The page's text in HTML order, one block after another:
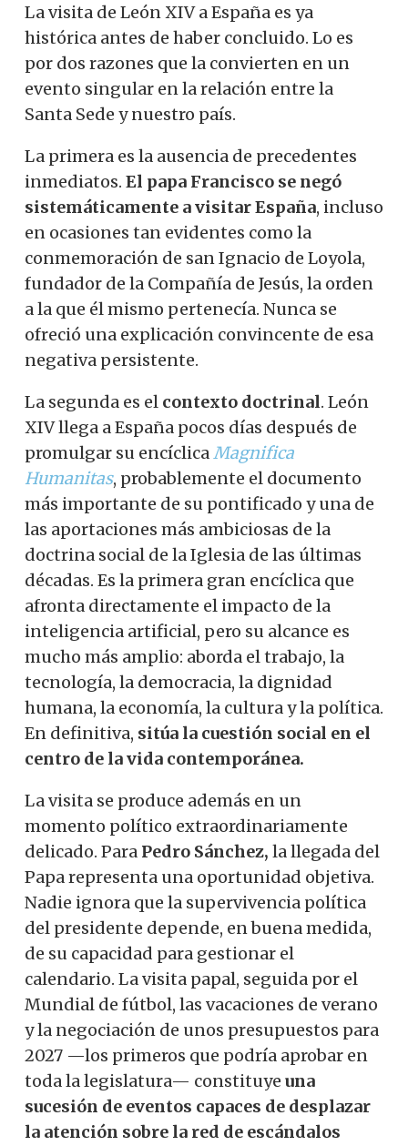
La visita de León XIV a España es ya
histórica antes de haber concluido. Lo es
por dos razones que la convierten en un
evento singular en la relación entre la
Santa Sede y nuestro país.
La primera es la ausencia de precedentes
inmediatos. El papa Francisco se negó
sistemáticamente a visitar España, incluso
en ocasiones tan evidentes como la
conmemoración de san Ignacio de Loyola,
fundador de la Compañía de Jesús, la orden
a la que él mismo pertenecía. Nunca se
ofreció una explicación convincente de esa
negativa persistente.
La segunda es el contexto doctrinal. León
XIV llega a España pocos días después de
promulgar su encíclicaMagnifica
Humanitas, probablemente el documento
más importante de su pontificado y una de
las aportaciones más ambiciosas de la
doctrina social de la Iglesia de las últimas
décadas. Es la primera gran encíclica que
afronta directamente el impacto de la
inteligencia artificial, pero su alcance es
mucho más amplio: aborda el trabajo, la
tecnología, la democracia, la dignidad
humana, la economía, la cultura y la política.
En definitiva, sitúa la cuestión social en el
centro de la vida contemporánea.
La visita se produce además en un
momento político extraordinariamente
delicado. Para Pedro Sánchez, la llegada del
Papa representa una oportunidad objetiva.
Nadie ignora que la supervivencia política
del presidente depende, en buena medida,
de su capacidad para gestionar el
calendario. La visita papal, seguida por el
Mundial de fútbol, ​​las vacaciones de verano
y la negociación de unos presupuestos para
2027 —los primeros que podría aprobar en
toda la legislatura— constituye una
sucesión de eventos capaces de desplazar
la atención sobre la red de escándalos